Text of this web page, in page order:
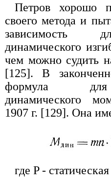
Петров хорошо
своего метода и
зависимость
динамического
чем можно судить
[125]. В
формула для
динамического
1907 г. [129]. Она
где P -